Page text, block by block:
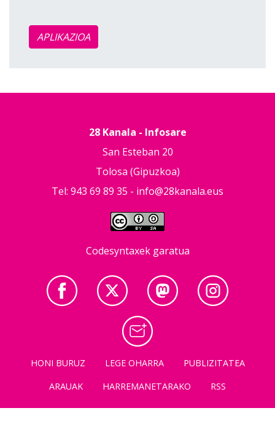
APLIKAZIOA
28 Kanala - Infosare
San Esteban 20
Tolosa (Gipuzkoa)
Tel: 943 69 89 35 - info@28kanala.eus
Codesyntaxek garatua
HONI BURUZ LEGE OHARRA
PUBLIZITATEA
ARAUAK
HARREMANETARAKO RSS